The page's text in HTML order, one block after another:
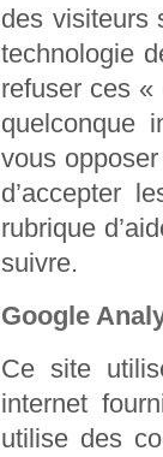
des visiteurs
technologie
refuser ces
quelconque
vous
d’accepter
rubrique
suivre.
Google
Ce site
internet
utilise des